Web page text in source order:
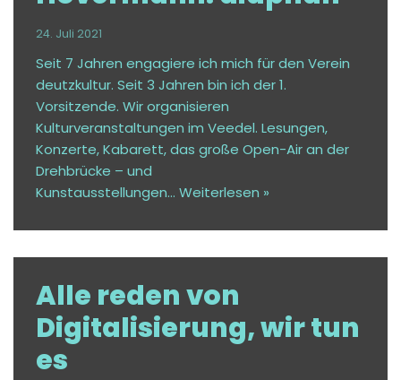
24. Juli 2021
Seit 7 Jahren engagiere ich mich für den Verein
deutzkultur. Seit 3 Jahren bin ich der 1.
Vorsitzende. Wir organisieren
Kulturveranstaltungen im Veedel. Lesungen,
Konzerte, Kabarett, das große Open-Air an der
Drehbrücke – und
Kunstausstellungen… Weiterlesen »
Alle reden von
Digitalisierung, wir tun
es